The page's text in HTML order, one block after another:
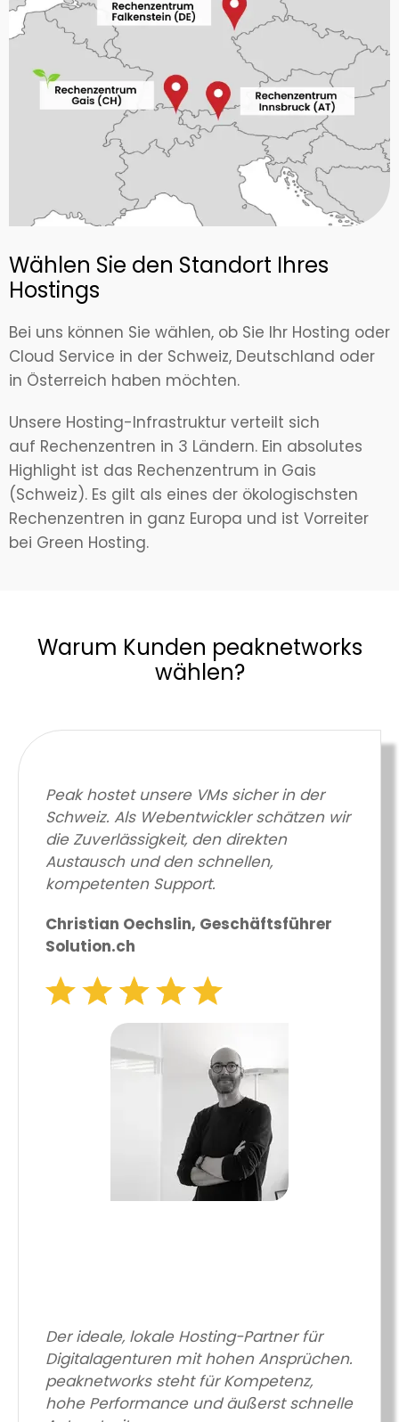
Wählen Sie den Standort Ihres
Hostings
Bei uns können Sie wählen, ob Sie Ihr Hosting oder
Cloud Service in der Schweiz, Deutschland oder
in Österreich haben möchten.
Unsere Hosting-Infrastruktur verteilt sich
auf Rechenzentren in 3 Ländern. Ein absolutes
Highlight ist das Rechenzentrum in Gais
(Schweiz). Es gilt als eines der ökologischsten
Rechenzentren in ganz Europa und ist Vorreiter
bei Green Hosting.
Warum Kunden peaknetworks
wählen?
Peak hostet unsere VMs sicher in der
Schweiz. Als Webentwickler schätzen wir
die Zuverlässigkeit, den direkten
Austausch und den schnellen,
kompetenten Support.
Christian Oechslin, Geschäftsführer
Solution.ch
Der ideale, lokale Hosting-Partner für
Digitalagenturen mit hohen Ansprüchen.
peaknetworks steht für Kompetenz,
hohe Performance und äußerst schnelle